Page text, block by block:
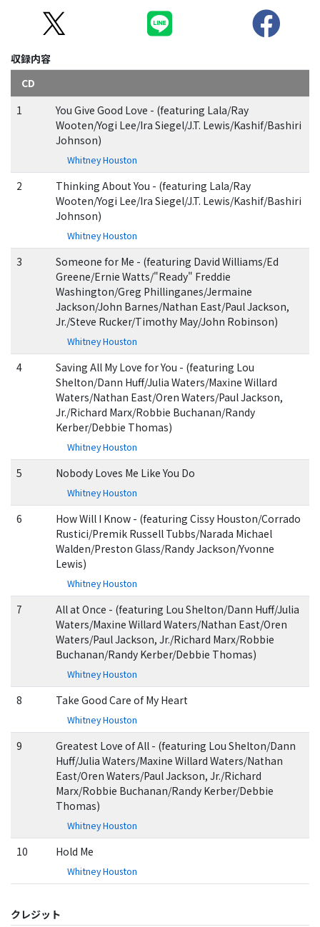
収録内容
CD
1
You Give Good Love - (featuring Lala/Ray
Wooten/Yogi Lee/Ira Siegel/J.T. Lewis/Kashif/Bashiri
Johnson)
Whitney Houston
2
Thinking About You - (featuring Lala/Ray
Wooten/Yogi Lee/Ira Siegel/J.T. Lewis/Kashif/Bashiri
Johnson)
Whitney Houston
3
Someone for Me - (featuring David Williams/Ed
Greene/Ernie Watts/"Ready" Freddie
Washington/Greg Phillinganes/Jermaine
Jackson/John Barnes/Nathan East/Paul Jackson,
Jr./Steve Rucker/Timothy May/John Robinson)
Whitney Houston
4
Saving All My Love for You - (featuring Lou
Shelton/Dann Huff/Julia Waters/Maxine Willard
Waters/Nathan East/Oren Waters/Paul Jackson,
Jr./Richard Marx/Robbie Buchanan/Randy
Kerber/Debbie Thomas)
Whitney Houston
5 Nobody Loves Me Like You Do
Whitney Houston
6
How Will I Know - (featuring Cissy Houston/Corrado
Rustici/Premik Russell Tubbs/Narada Michael
Walden/Preston Glass/Randy Jackson/Yvonne
Lewis)
Whitney Houston
7
All at Once - (featuring Lou Shelton/Dann Huff/Julia
Waters/Maxine Willard Waters/Nathan East/Oren
Waters/Paul Jackson, Jr./Richard Marx/Robbie
Buchanan/Randy Kerber/Debbie Thomas)
Whitney Houston
8 Take Good Care of My Heart
Whitney Houston
9
Greatest Love of All - (featuring Lou Shelton/Dann
Huff/Julia Waters/Maxine Willard Waters/Nathan
East/Oren Waters/Paul Jackson, Jr./Richard
Marx/Robbie Buchanan/Randy Kerber/Debbie
Thomas)
Whitney Houston
10 Hold Me
Whitney Houston
クレジット